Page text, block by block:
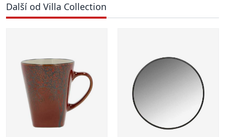
Další od Villa Collection